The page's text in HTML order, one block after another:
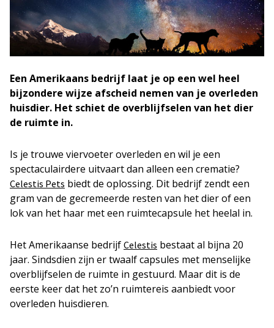
Een Amerikaans bedrijf laat je op een wel heel
bijzondere wijze afscheid nemen van je overleden
huisdier. Het schiet de overblijfselen van het dier
de ruimte in.
Is je trouwe viervoeter overleden en wil je een
spectaculairdere uitvaart dan alleen een crematie?
Celestis Pets biedt de oplossing. Dit bedrijf zendt een
gram van de gecremeerde resten van het dier of een
lok van het haar met een ruimtecapsule het heelal in.
Het Amerikaanse bedrijf Celestis bestaat al bijna 20
jaar. Sindsdien zijn er twaalf capsules met menselijke
overblijfselen de ruimte in gestuurd. Maar dit is de
eerste keer dat het zo’n ruimtereis aanbiedt voor
overleden huisdieren.